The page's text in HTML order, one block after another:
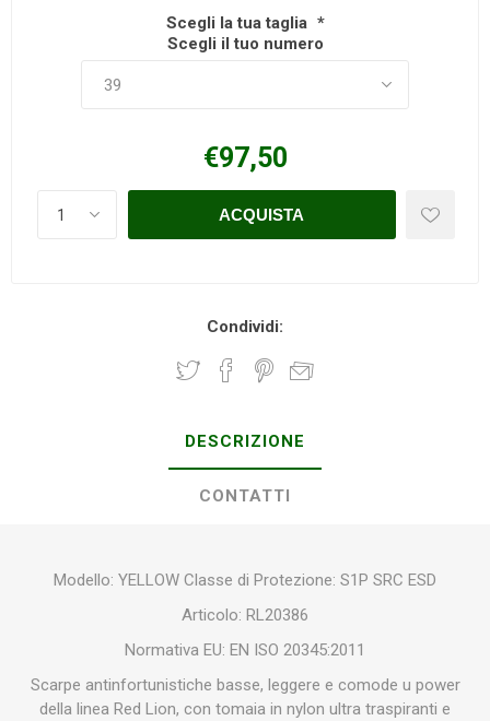
Scegli la tua taglia *
Scegli il tuo numero
€97,50
Condividi:
DESCRIZIONE
CONTATTI
Modello: YELLOW Classe di Protezione: S1P SRC ESD
Articolo: RL20386
Normativa EU: EN ISO 20345:2011
Scarpe antinfortunistiche basse, leggere e comode u power
della linea Red Lion, con tomaia in nylon ultra traspiranti e